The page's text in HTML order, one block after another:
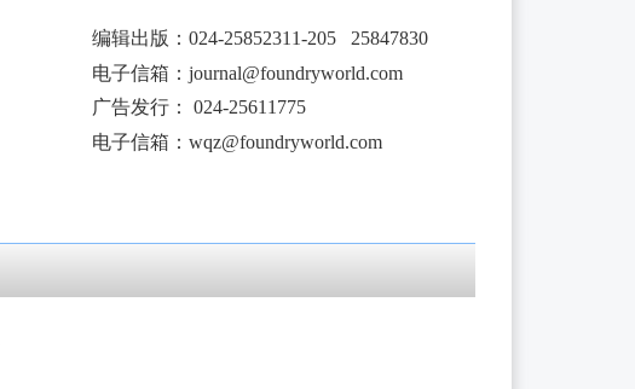
编辑出版 ：024-25852311-205 25847830
电子信箱：journal@foundryworld.com
广告发行：
024-25611775
电子信箱：wqz@foundryworld.com